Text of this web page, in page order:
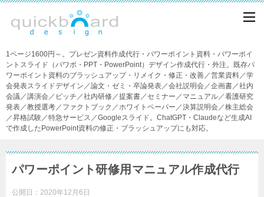
1ページ1600円～。プレゼン資料作成代行・パワーポイント資料・パワーポイ
ントスライド（パワポ・PPT・PowerPoint）デザイン作成代行・外注。既存パ
ワーポイント資料のブラッシュアップ・リメイク・修正・改善／営業資料／学
会発表スライドデザイン／論文・ゼミ・卒論発表／会社説明会／企画書／社内
会議／講演会／ピッチ／社内研修／提案書／セミナー／マニュアル／看護研究
発表／教授選考／ファクトブック／ホワイトペーパー／決算説明会／株主総会
／昇格試験／特急サービス／Googleスライド。ChatGPT・Claudeなど生成AI
で作成したPowerPoint資料の修正・ブラッシュアップにも対応。
パワーポイント研修用マニュアル作成代行
公開日： 2020年12月6日